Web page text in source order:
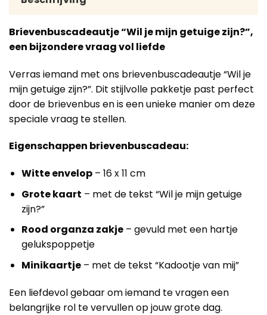
Brievenbuscadeautje “Wil je mijn getuige zijn?”,
een bijzondere vraag vol liefde
Verras iemand met ons brievenbuscadeautje “Wil je
mijn getuige zijn?”. Dit stijlvolle pakketje past perfect
door de brievenbus en is een unieke manier om deze
speciale vraag te stellen.
Eigenschappen brievenbuscadeau:
Witte envelop– 16 x 11 cm
Grote kaart – met de tekst “Wil je mijn getuige
zijn?”
Rood organza zakje– gevuld met een hartje
gelukspoppetje
Minikaartje– met de tekst “Kadootje van mij”
Een liefdevol gebaar om iemand te vragen een
belangrijke rol te vervullen op jouw grote dag.